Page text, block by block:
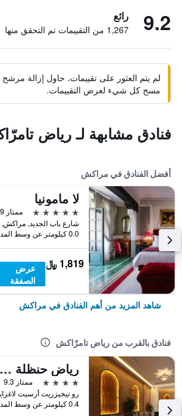
9.2 رائع
1,267 من التقييمات تم التحقق منها
لم يتم العثور على تقييمات. حاول إزالة مرشح
مسح كل شيء لعرض التقييمات.
فنادق مشابهة لـ رياض
أفضل الفنادق في مراكش
لا مامونيا
5 نجوم
ممتاز 8.9
0.0 كيلومتر عن وسط المدينة
1,819 ﷼
عرض
الصفقة
شاهد المزيد من أهم الفنادق في مراكش
فنادق بالقرب من رياض تامرّاكش
رياض حنظلة سبا
4 نجوم
ممتاز 9.3
0.4 كيلومتر عن وسط المدينة